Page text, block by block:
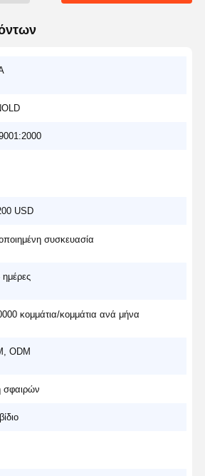
USD
συσκευασία
ημέρες
κομμάτια/κομμάτια ανά μήνα
ODM
σφαιρών